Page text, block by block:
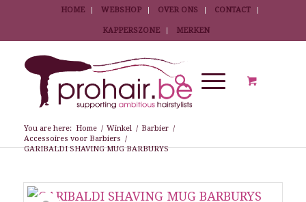
HOME WEBSHOP OVER ONS CONTACT
KAPPERSZONE MERKEN
You are here: Home / Winkel / Barbier /
Accessoires voor Barbiers /
GARIBALDI SHAVING MUG BARBURYS